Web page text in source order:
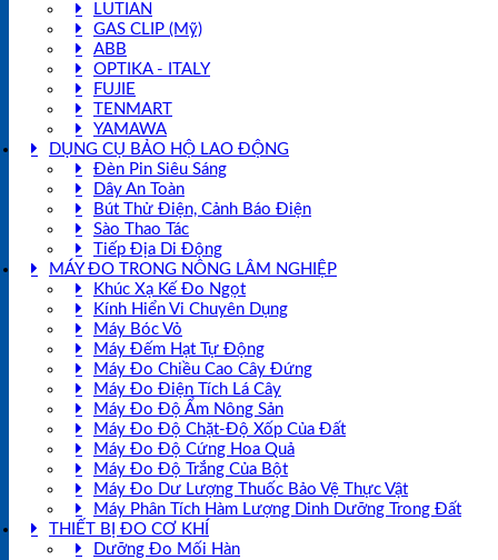
LUTIAN
GAS CLIP (Mỹ)
ABB
OPTIKA - ITALY
FUJIE
TENMART
YAMAWA
DỤNG CỤ BẢO HỘ LAO ĐỘNG
Đèn Pin Siêu Sáng
Dây An Toàn
Bút Thử Điện, Cảnh Báo Điện
Sào Thao Tác
Tiếp Địa Di Động
MÁY ĐO TRONG NÔNG LÂM NGHIỆP
Khúc Xạ Kế Đo Ngọt
Kính Hiển Vi Chuyên Dụng
Máy Bóc Vỏ
Máy Đếm Hạt Tự Động
Máy Đo Chiều Cao Cây Đứng
Máy Đo Điện Tích Lá Cây
Máy Đo Độ Ẩm Nông Sản
Máy Đo Độ Chặt-Độ Xốp Của Đất
Máy Đo Độ Cứng Hoa Quả
Máy Đo Độ Trắng Của Bột
Máy Đo Dư Lượng Thuốc Bảo Vệ Thực Vật
Máy Phân Tích Hàm Lượng Dinh Dưỡng Trong Đất
THIẾT BỊ ĐO CƠ KHÍ
Dưỡng Đo Mối Hàn